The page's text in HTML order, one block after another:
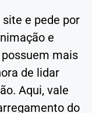
e pede por
e
mais
de lidar
Aqui, vale
do